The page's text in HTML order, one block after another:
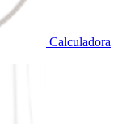
Calculadora